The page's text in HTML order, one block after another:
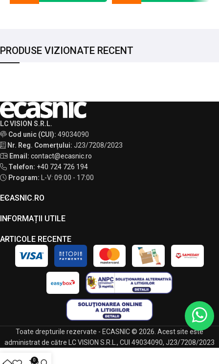
PRODUSE VIZIONATE RECENT
LC VISION S.R.L.
Cod unic (CUI): 49034090
Nr. Reg. Comerțului: J23/7208/2023
Email: contact@ecasnic.ro
Telefon: +40 724 726 194
Program:
L-V: 09:00 - 17:00
ECASNIC.RO
INFORMAȚII UTILE
ARTICOLE RECENTE
Toate drepturile rezervate - ECASNIC © 2026. Acest site este
administrat de către LC VISION S.R.L., CUI 49034090, J23/7208/2023
0